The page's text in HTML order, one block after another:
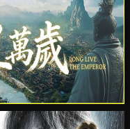
VIEW